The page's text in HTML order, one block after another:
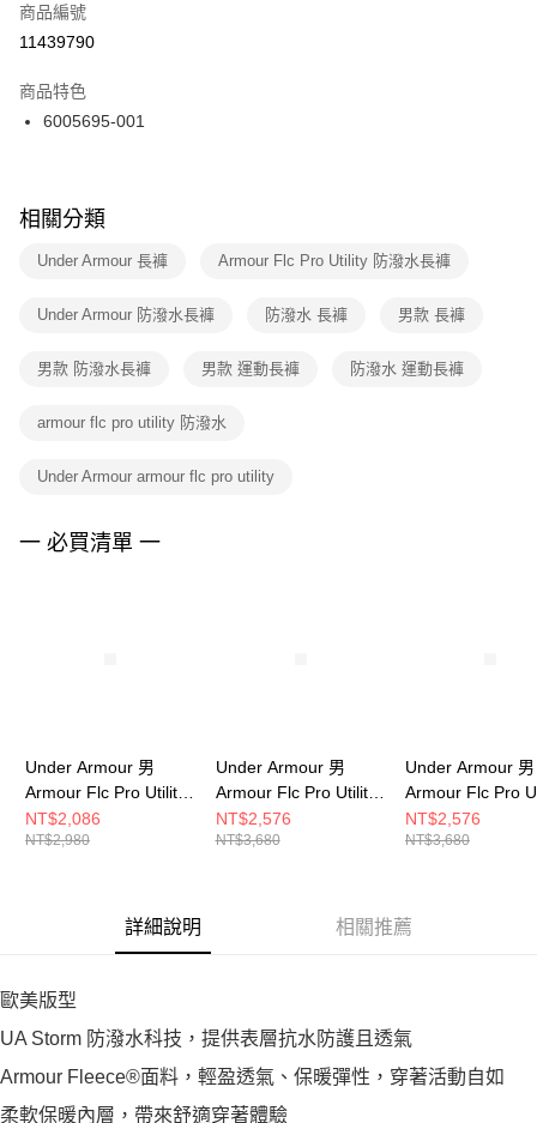
【「AFTEE先享後付」結帳流程】
１．於結帳方式選擇「AFTEE先享後付」後，將跳轉至「AFTEE先享後付」
２．訂單成立數日內，您將收到繳費通知簡訊。
３．收到繳費通知簡訊後14天內，點擊此簡訊中的連結，可透過四大超商／
ATM／網路銀行／等多元方式進行付款，方視為交易完成。
※ 交易是否成功請以「AFTEE先享後付 」之結帳頁面顯示為準，若有關於
是否繳費成功／繳費後需取消欲退款等相關疑問，請聯繫「AFTEE先享後付
客戶支援中心」https://netprotections.freshdesk.com/support/home
１．透過由恩沛科技股份有限公司提供之「AFTEE先享後付」服務完成之交
權轉讓予恩沛科技股份有限公司。
３．未成年的使用者請事先徵得法定代理人或監護人之同意方可使用
任。
請求用戶進行身份認證。
５．嚴禁一人註冊多個帳號或使用他人資訊註冊。若發現惡意使用之情形，
宅配
每筆NT$100，滿NT$1,500(含以上)免運費
付款後門市自取
每筆NT$100，滿NT$1,500(含以上)免運費
商品編號
11439790
商品特色
6005695-001
相關分類
Under Armour 長褲 Armour Flc Pro Utility 防潑水長褲
Under Armour 防潑水長褲 防潑水 長褲 男款 長褲
男款 防潑水長褲 男款 運動長褲 防潑水 運動長褲
armour flc pro utility 防潑水
Under Armour armour flc pro utility
一 必買清單 一
Under Armour 男
Armour Flc Pro Utility
防潑水長褲 男 長褲
6005695-044
NT$2,086
NT$2,980
Under Armour 男
Armour Flc Pro Utility
防潑水連帽外套 男 連
帽外套 6005617-044
NT$2,576
NT$3,680
Under Armour 男
Armour Flc Pro
防潑水連帽外套
帽外套 6005617-
NT$2,576
NT$3,680
詳細說明 相關推薦
歐美版型
UA Storm 防潑水科技，提供表層抗水防護且透氣
Armour Fleece®面料，輕盈透氣、保暖彈性，穿著活動自如
柔軟保暖內層，帶來舒適穿著體驗